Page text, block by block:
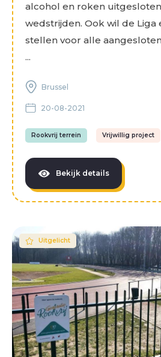
alcohol en roken
wedstrijden. Ook wil de Liga
stellen voor alle
...
Brussel
20-08-2021
Rookvrij terrein Vrijwillig project
Bekijk details
Uitgelicht